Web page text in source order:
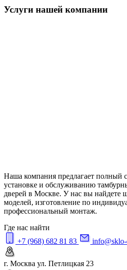
Услуги нашей компании
Наша компания предлагает полный
установке и обслуживанию
дверей в Москве. У нас вы найдете
моделей, изготовление по
профессиональный монтаж.
Где нас найти
+7 (968) 682 81 83
г. Москва ул. Петлицкая 23